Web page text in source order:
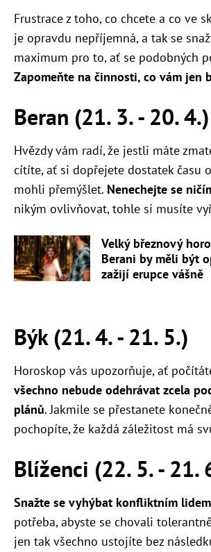
Frustrace z toho, co chcete a co ve
je opravdu nepříjemná, a tak se
maximum pro to, ať se podobných
Zapomeňte na činnosti, co vám jen
Beran (21. 3. - 20. 4.)
Hvězdy vám radí, že jestli máte
cítíte, ať si dopřejete dostatek času
mohli přemýšlet. Nenechejte se
nikým ovlivňovat, tohle si musíte
Velký březnový
Berani by měli být
zažijí erupce vášně
Býk (21. 4. - 21. 5.)
Horoskop vás upozorňuje, ať
všechno nebude odehrávat zcela
plánů. Jakmile se přestanete
pochopíte, že každá záležitost má
Blíženci (22. 5. - 21.
Snažte se vyhýbat konfliktním
potřeba, abyste se chovali
jen tak všechno ustojíte bez